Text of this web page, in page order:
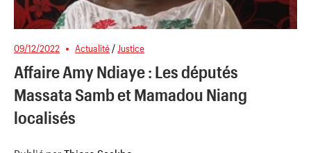
09/12/2022 Actualité / Justice
Affaire Amy Ndiaye : Les députés
Massata Samb et Mamadou Niang
localisés